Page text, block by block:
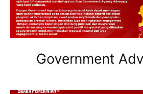
Government